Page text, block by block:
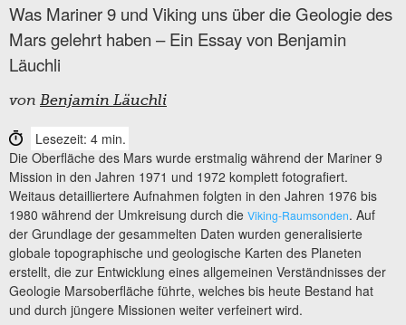
Was Mariner 9 und Viking uns über die Geologie des
Mars gelehrt haben – Ein Essay von Benjamin
Läuchli
von Benjamin Läuchli
Lesezeit: 4 min.
Die Oberfläche des Mars wurde erstmalig während der Mariner 9
Mission in den Jahren 1971 und 1972 komplett fotografiert.
Weitaus detailliertere Aufnahmen folgten in den Jahren 1976 bis
1980 während der Umkreisung durch die Viking-Raumsonden. Auf
der Grundlage der gesammelten Daten wurden generalisierte
globale topographische und geologische Karten des Planeten
erstellt, die zur Entwicklung eines allgemeinen Verständnisses der
Geologie Marsoberfläche führte, welches bis heute Bestand hat
und durch jüngere Missionen weiter verfeinert wird.